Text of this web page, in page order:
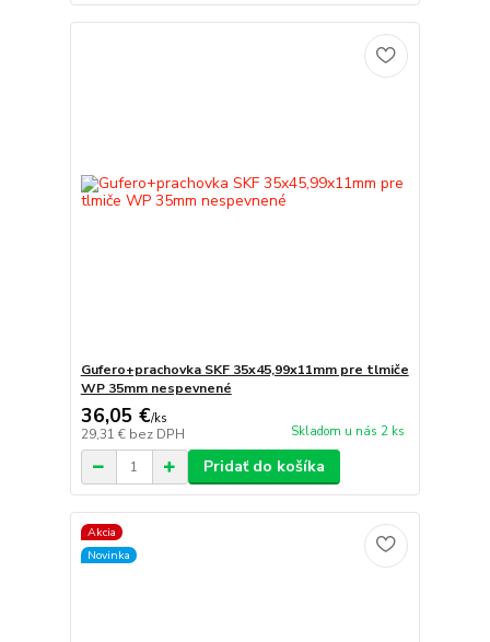
Gufero+prachovka SKF 35x45,99x11mm pre tlmiče
WP 35mm nespevnené
36,05 €/ks
29,31 € bez DPH Skladom u nás 2 ks
Pridať do košíka
Akcia
Novinka